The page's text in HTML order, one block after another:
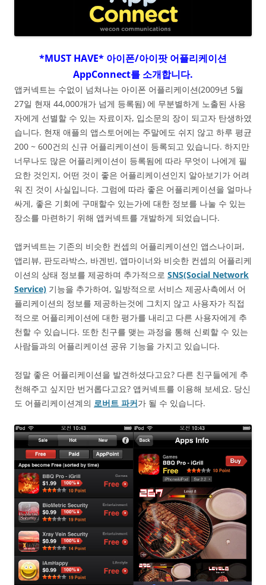
*MUST HAVE* 아이폰/아이팟 어플리케이션
AppConnect를 소개합니다.
앱커넥트는 수없이 넘쳐나는 아이폰 어플리케이션(2009년 5월
27일 현재 44,000개가 넘게 등록됨) 에 무분별하게 노출된 사용
자에게 선별할 수 있는 자료이자, 입소문의 장이 되고자 탄생하였
습니다. 현재 애플의 앱스토어에는 주말에도 쉬지 않고 하루 평균
200 ~ 600건의 신규 어플리케이션이 등록되고 있습니다. 하지만
너무나도 많은 어플리케이션이 등록됨에 따라 무엇이 나에게 필
요한 것인지, 어떤 것이 좋은 어플리케이션인지 알아보기가 어려
워 진 것이 사실입니다. 그럼에 따라 좋은 어플리케이션을 얼마나
싸게, 좋은 기회에 구매할수 있는가에 대한 정보를 나눌 수 있는
장소를 마련하기 위해 앱커넥트를 개발하게 되었습니다.
앱커넥트는 기존의 비슷한 컨셉의 어플리케이션인 앱스나이퍼,
앱리뷰, 판도라박스, 바겐빈, 앱마이너와 비슷한 컨셉의 어플리케
이션의 상태 정보를 제공하며 추가적으로 SNS(Social Network
Service) 기능을 추가하여, 일방적으로 서비스 제공사측에서 어
플리케이션의 정보를 제공하는것에 그치지 않고 사용자가 직접
적으로 어플리케이션에 대한 평가를 내리고 다른 사용자에게 추
천할 수 있습니다. 또한 친구를 맺는 과정을 통해 신뢰할 수 있는
사람들과의 어플리케이션 공유 기능을 가지고 있습니다.
정말 좋은 어플리케이션을 발견하셨다고요? 다른 친구들에게 추
천해주고 싶지만 번거롭다고요? 앱커넥트를 이용해 보세요. 당신
도 어플리케이션계의 로버트 파커가 될 수 있습니다.